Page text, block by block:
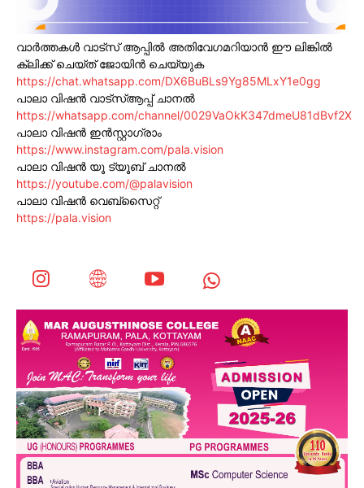
വാർത്തകൾ വാട്സ് ആപ്പിൽ അതിവേഗമറിയാൻ ഈ ലിങ്കിൽ
ക്ലിക്ക് ചെയ്ത് ജോയിൻ ചെയ്യുക
https://chat.whatsapp.com/DX6BuBLs9Yg85MLxY1e0gg
പാലാ വിഷൻ വാട്സ്ആപ്പ് ചാനൽ
https://whatsapp.com/channel/0029VaOkK347dmeU81dBvf2X
പാലാ വിഷൻ ഇൻസ്റ്റാഗ്രാം
https://www.instagram.com/pala.vision
പാലാ വിഷൻ യൂ ട്യൂബ് ചാനൽ
https://youtube.com/@palavision
പാലാ വിഷൻ വെബ്സൈറ്റ്
https://pala.vision